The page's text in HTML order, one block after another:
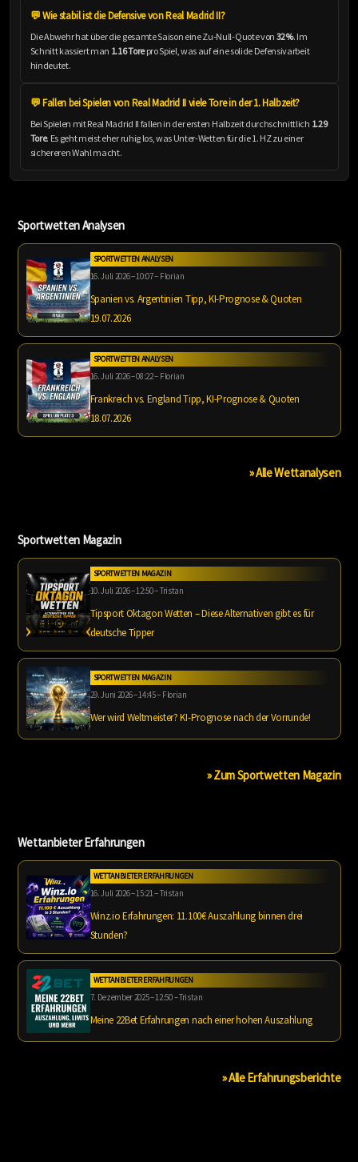
💬 Wie stabil ist die Defensive von Real Madrid II?
Die Abwehr hat über die gesamte Saison eine Zu-Null-Quote von 32%. Im
Schnitt kassiert man 1.16 Torepro Spiel, was auf eine solide Defensivarbeit
hindeutet.
💬 Fallen bei Spielen von Real Madrid II viele Tore in der 1. Halbzeit?
Bei Spielen mit Real Madrid II fallen in der ersten Halbzeit durchschnittlich 1.29
Tore. Es geht meist eher ruhig los, was Unter-Wetten für die 1. HZ zu einer
sichereren Wahl macht.
Sportwetten Analysen
SPORTWETTEN ANALYSEN
16. Juli 2026 – 10:07 – Florian
Spanien vs. Argentinien Tipp, KI-Prognose & Quoten
19.07.2026
SPORTWETTEN ANALYSEN
16. Juli 2026 – 08:22 – Florian
Frankreich vs. England Tipp, KI-Prognose & Quoten
18.07.2026
» Alle Wettanalysen
Sportwetten Magazin
SPORTWETTEN MAGAZIN
10. Juli 2026 – 12:50 – Tristan
Tipsport Oktagon Wetten – Diese Alternativen gibt es für
deutsche Tipper
SPORTWETTEN MAGAZIN
29. Juni 2026 – 14:45 – Florian
Wer wird Weltmeister? KI-Prognose nach der Vorrunde!
» Zum Sportwetten Magazin
Wettanbieter Erfahrungen
WETTANBIETER ERFAHRUNGEN
16. Juli 2026 – 15:21 – Tristan
Winz.io Erfahrungen: 11.100€ Auszahlung binnen drei
Stunden?
WETTANBIETER ERFAHRUNGEN
7. Dezember 2025 – 12:50 – Tristan
Meine 22Bet Erfahrungen nach einer hohen Auszahlung
» Alle Erfahrungsberichte